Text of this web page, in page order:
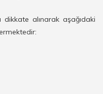
alınarak aşağıdaki